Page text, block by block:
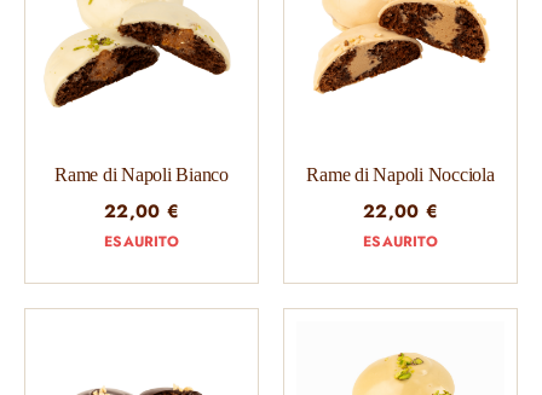
Rame di Napoli Bianco
22,00 €
ESAURITO
Rame di Napoli Nocciola
22,00 €
ESAURITO